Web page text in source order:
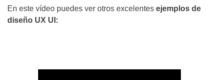
En este vídeo puedes ver otros excelentes ejemplos de
diseño UX UI: